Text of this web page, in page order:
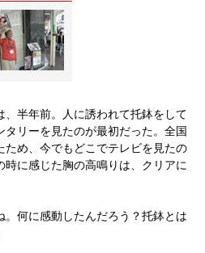
広告掲載
、半年前。人に誘われて托鉢をして
リーを見たのが最初だった。全国
ため、今でもどこでテレビを見たの
時に感じた胸の高鳴りは、クリアに
。何に感動したんだろう？托鉢とは